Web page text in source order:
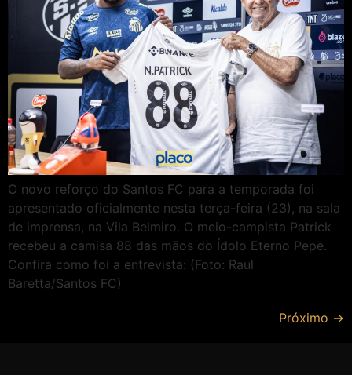
O novo reforço do Santos FC para a temporada foi
apresentado oficialmente nesta terça-feira (23), na sala
de imprensa, na Vila Belmiro. O meio-campista Patrick
recebeu a camisa 88 das mãos do Ídolo Eterno Pepe.
Confira como foi a entrevista: (Foto: Raul
Baretta/Santos FC)
Próximo →